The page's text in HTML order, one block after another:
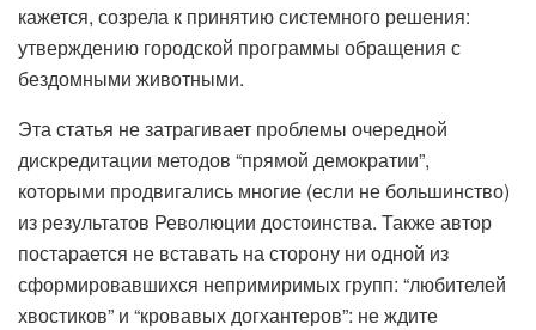
кажется, созрела к принятию системного решения:
утверждению городской программы обращения с
бездомными животными.
Эта статья не затрагивает проблемы очередной
дискредитации методов “прямой демократии”,
которыми продвигались многие (если не большинство)
из результатов Революции достоинства. Также автор
постарается не вставать на сторону ни одной из
сформировавшихся непримиримых групп: “любителей
хвостиков” и “кровавых догхантеров”: не ждите